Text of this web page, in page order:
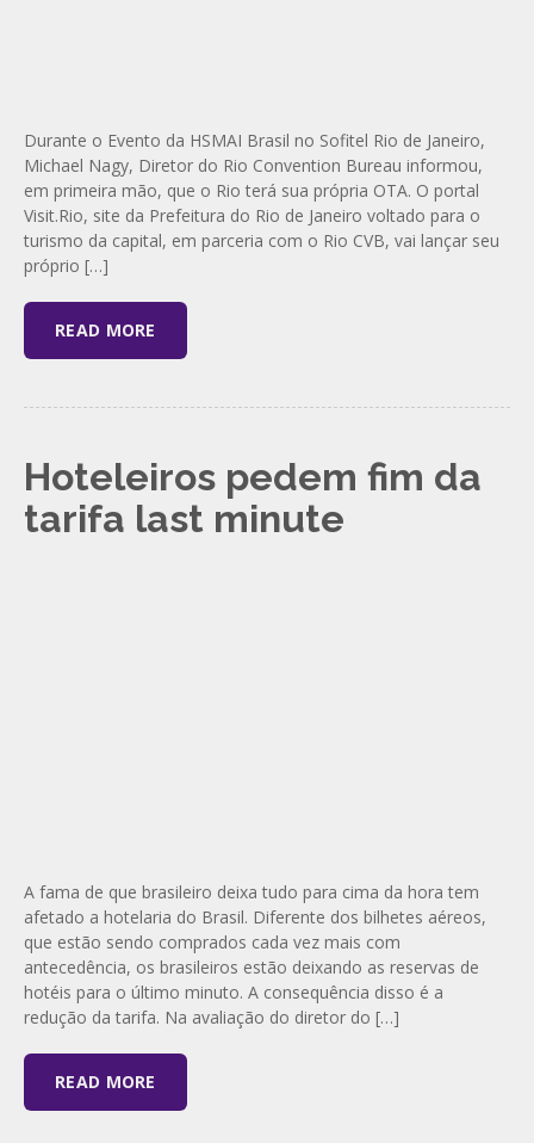
Durante o Evento da HSMAI Brasil no Sofitel Rio de Janeiro,
Michael Nagy, Diretor do Rio Convention Bureau informou,
em primeira mão, que o Rio terá sua própria OTA. O portal
Visit.Rio, site da Prefeitura do Rio de Janeiro voltado para o
turismo da capital, em parceria com o Rio CVB, vai lançar seu
próprio […]
READ MORE
Hoteleiros pedem fim da
tarifa last minute
A fama de que brasileiro deixa tudo para cima da hora tem
afetado a hotelaria do Brasil. Diferente dos bilhetes aéreos,
que estão sendo comprados cada vez mais com
antecedência, os brasileiros estão deixando as reservas de
hotéis para o último minuto. A consequência disso é a
redução da tarifa. Na avaliação do diretor do […]
READ MORE